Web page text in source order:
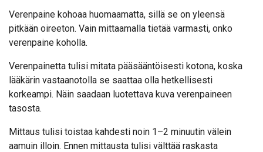
Verenpaine kohoaa huomaamatta, sillä se on yleensä
pitkään oireeton. Vain mittaamalla tietää varmasti, onko
verenpaine koholla.
Verenpainetta tulisi mitata pääsääntöisesti kotona, koska
lääkärin vastaanotolla se saattaa olla hetkellisesti
korkeampi. Näin saadaan luotettava kuva verenpaineen
tasosta.
Mittaus tulisi toistaa kahdesti noin 1–2 minuutin välein
aamuin illoin. Ennen mittausta tulisi välttää raskasta